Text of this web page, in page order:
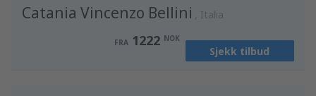
FRA 1299NOK
Catania Vincenzo Bellini Italia
FRA 1222 NOK
Sjekk tilbud